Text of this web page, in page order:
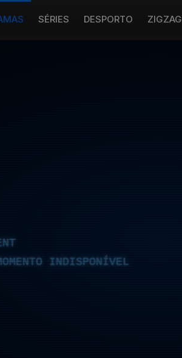
SÉRIES DESPORTO ZIGZAG
INDISPONÍVEL